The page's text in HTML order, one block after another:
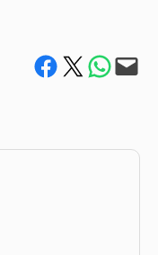
Compartilhe no Facebook
Compartilhe no Twitter
Compartile via
Envie via e-mail